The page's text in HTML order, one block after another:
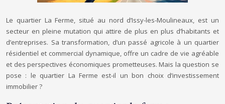
Le quartier La Ferme, situé au nord d’Issy-les-Moulineaux, est un
secteur en pleine mutation qui attire de plus en plus d’habitants et
d’entreprises. Sa transformation, d’un passé agricole à un quartier
résidentiel et commercial dynamique, offre un cadre de vie agréable
et des perspectives économiques prometteuses. Mais la question se
pose : le quartier La Ferme est-il un bon choix d’investissement
immobilier ?